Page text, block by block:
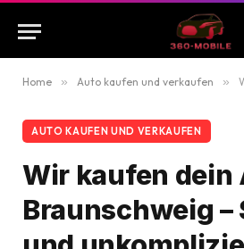
Home » Auto kaufen und verkaufen »
AUTO KAUFEN UND VERKAUFEN
Wir kaufen dein
Braunschweig –